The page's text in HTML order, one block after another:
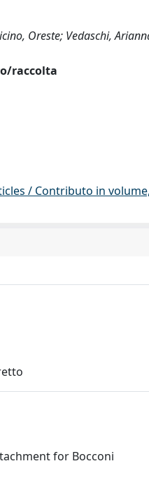
Oreste; Vedaschi,
raccolta
/ Contributo in
for Bocconi